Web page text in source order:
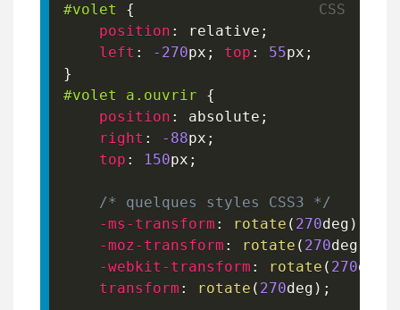
#volet
{
position : relative ;
left : -270px ; top : 55px ;
}
#volet
a .ouvrir
{
position : absolute ;
right : -88px ;
top : 150px ;
/* quelques styles CSS3 */
-ms-transform : rotate ( 270deg )
-moz-transform : rotate ( 270deg
-webkit-transform : rotate ( 270deg
transform : rotate ( 270deg ) ;